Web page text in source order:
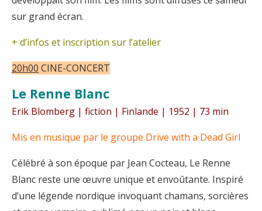
sur grand écran.
+ d’infos et inscription sur l’atelier
20h00 CINE-CONCERT
Le Renne Blanc
Erik Blomberg | fiction | Finlande | 1952 | 73 min
Mis en musique par le groupe Drive with a Dead Girl
Célébré à son époque par Jean Cocteau, Le Renne
Blanc reste une œuvre unique et envoûtante. Inspiré
d’une légende nordique invoquant chamans, sorcières